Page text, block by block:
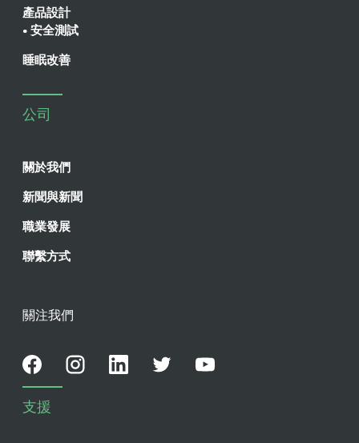
產品設計
• 安全測試
睡眠改善
公司
關於我們
新聞與新聞
職業發展
聯繫方式
關注我們
支援